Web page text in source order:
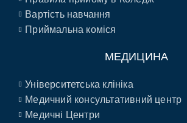
Вартість навчання
Приймальна коміся
МЕДИЦИНА
Університетська клініка
Медичний консультативний центр
Медичні Центри